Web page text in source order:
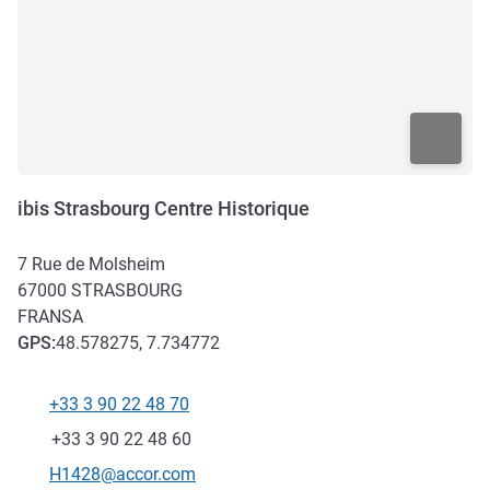
ibis Strasbourg Centre Historique
7 Rue de Molsheim
67000 STRASBOURG
FRANSA
GPS:48.578275, 7.734772
Telefon
+33 3 90 22 48 70
Faks
+33 3 90 22 48 60
İletişim için e-posta
H1428@accor.com